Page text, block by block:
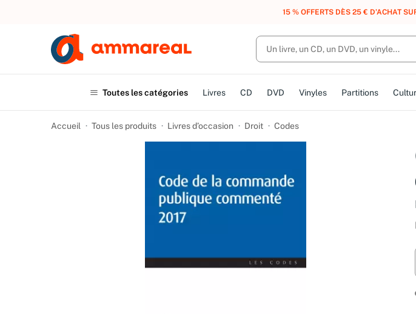
UN ACHAT, DES POINTS, DES RÉCOMPENSES :
Toutes les catégories Livres CD DVD Vinyles Partitions
Accueil Tous les produits Livres d’occasion Droit Codes